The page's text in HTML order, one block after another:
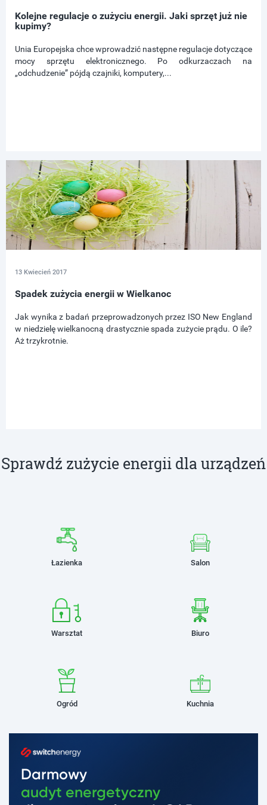
Kolejne regulacje o zużyciu energii. Jaki sprzęt już nie
kupimy?
Unia Europejska chce wprowadzić następne regulacje dotyczące
mocy sprzętu elektronicznego. Po odkurzaczach na
„odchudzenie” pójdą czajniki, komputery,...
13 Kwiecień 2017
Spadek zużycia energii w Wielkanoc
Jak wynika z badań przeprowadzonych przez ISO New England
w niedzielę wielkanocną drastycznie spada zużycie prądu. O ile?
Aż trzykrotnie.
Sprawdź zużycie energii dla urządzeń
Łazienka Salon
Warsztat Biuro
Ogród Kuchnia
Darmowy
audyt energetyczny